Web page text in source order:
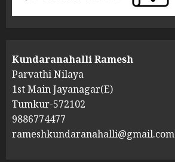
Kundaranahalli Ramesh
Parvathi Nilaya
1st Main Jayanagar(E)
Tumkur-572102
9886774477
rameshkundaranahalli@gmail.com